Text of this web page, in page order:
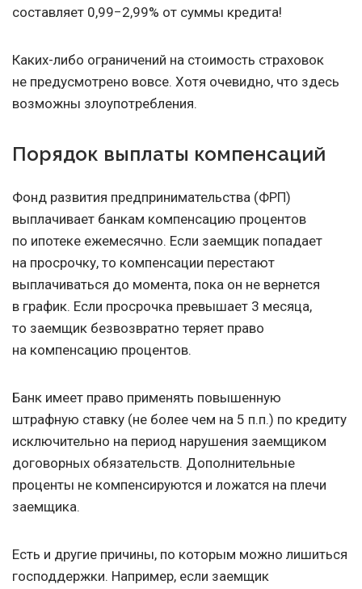
составляет 0,99−2,99% от суммы кредита!
Каких-либо ограничений на стоимость страховок
не предусмотрено вовсе. Хотя очевидно, что здесь
возможны злоупотребления.
Порядок выплаты компенсаций
Фонд развития предпринимательства (ФРП)
выплачивает банкам компенсацию процентов
по ипотеке ежемесячно. Если заемщик попадает
на просрочку, то компенсации перестают
выплачиваться до момента, пока он не вернется
в график. Если просрочка превышает 3 месяца,
то заемщик безвозвратно теряет право
на компенсацию процентов.
Банк имеет право применять повышенную
штрафную ставку (не более чем на 5 п.п.) по кредиту
исключительно на период нарушения заемщиком
договорных обязательств. Дополнительные
проценты не компенсируются и ложатся на плечи
заемщика.
Есть и другие причины, по которым можно лишиться
господдержки. Например, если заемщик